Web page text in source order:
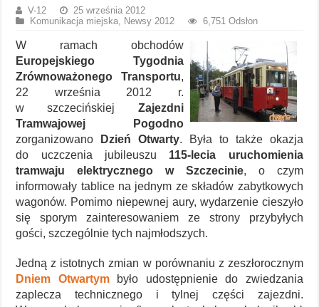
V-12
25 września 2012
Komunikacja miejska, Newsy 2012 6,751 Odsłon
W ramach obchodów
Europejskiego Tygodnia
Zrównoważonego Transportu,
22 września 2012 r.
w szczecińskiej Zajezdni
Tramwajowej Pogodno
zorganizowano
Dzień Otwarty. Była to także okazja
do uczczenia jubileuszu 115-lecia uruchomienia
tramwaju elektrycznego w Szczecinie, o czym
informowały tablice na jednym ze składów zabytkowych
wagonów. Pomimo niepewnej aury, wydarzenie cieszyło
się sporym zainteresowaniem ze strony przybyłych
gości, szczególnie tych najmłodszych.
Jedną z istotnych zmian w porównaniu z zeszłorocznym
Dniem Otwartymbyło udostępnienie do zwiedzania
zaplecza technicznego i tylnej części zajezdni.